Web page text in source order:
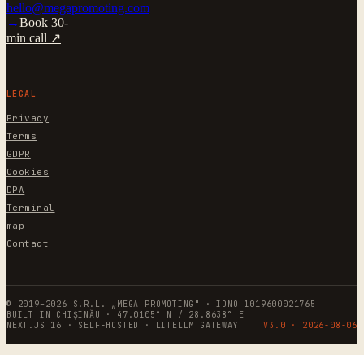
hello@megapromoting.com
→Book 30-
min call ↗
LEGAL
Privacy
Terms
GDPR
Cookies
DPA
Terminal
map
Contact
© 2019–2026 S.R.L. „MEGA PROMOTING" · IDNO 1019600021765
BUILT IN CHIȘINĂU · 47.0105° N / 28.8638° E
NEXT.JS 16 · SELF-HOSTED · LITELLM GATEWAY
V3.0 · 2026-08-06